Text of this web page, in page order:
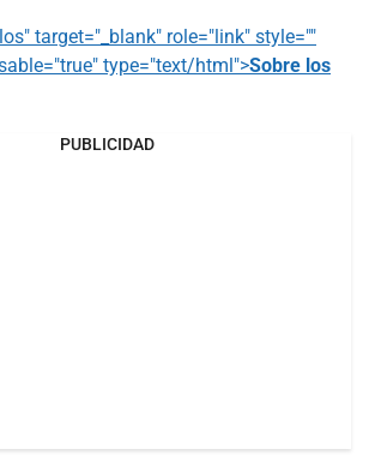
target="_blank" role="link" style=""
type="text/html">Sobre los
PUBLICIDAD